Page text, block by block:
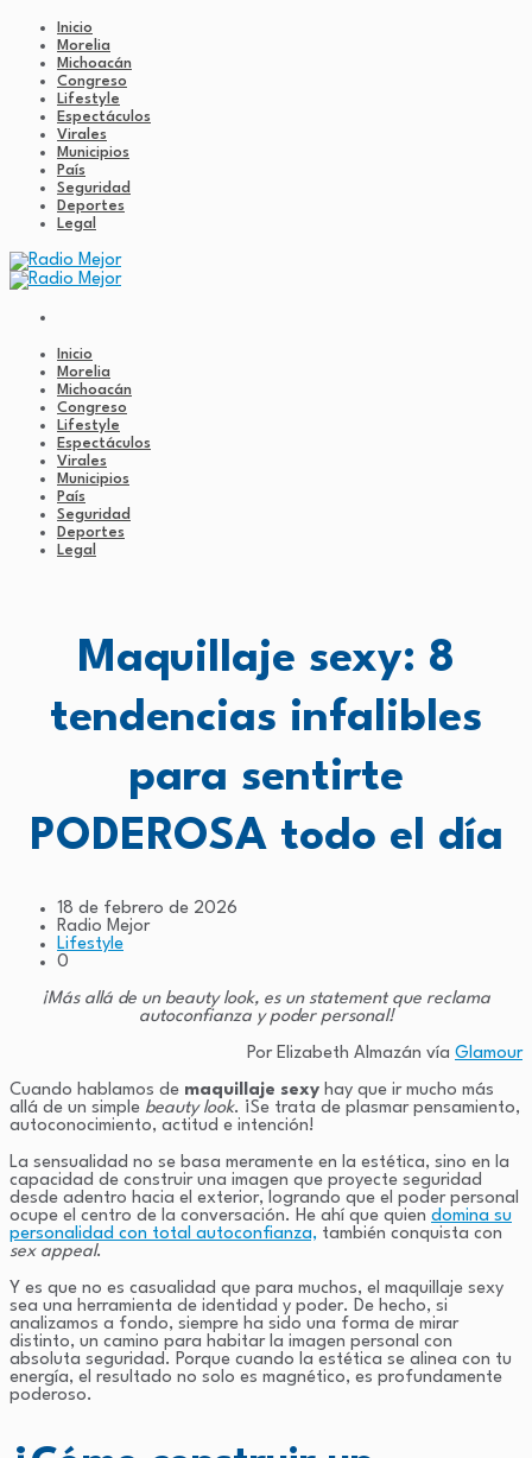
Inicio
Morelia
Michoacán
Congreso
Lifestyle
Espectáculos
Virales
Municipios
País
Seguridad
Deportes
Legal
Inicio
Morelia
Michoacán
Congreso
Lifestyle
Espectáculos
Virales
Municipios
País
Seguridad
Deportes
Legal
Maquillaje sexy: 8
tendencias infalibles
para sentirte
PODEROSA todo el día
18 de febrero de 2026
Radio Mejor
Lifestyle
0
¡Más allá de un beauty look, es un statement que reclama
autoconfianza y poder personal!
Por Elizabeth Almazán vía Glamour
Cuando hablamos de maquillaje sexy hay que ir mucho más
allá de un simple beauty look. ¡Se trata de plasmar pensamiento,
autoconocimiento, actitud e intención!
La sensualidad no se basa meramente en la estética, sino en la
capacidad de construir una imagen que proyecte seguridad
desde adentro hacia el exterior, logrando que el poder personal
ocupe el centro de la conversación. He ahí que quien domina su
personalidad con total autoconfianza, también conquista con
sex appeal.
Y es que no es casualidad que para muchos, el maquillaje sexy
sea una herramienta de identidad y poder. De hecho, si
analizamos a fondo, siempre ha sido una forma de mirar
distinto, un camino para habitar la imagen personal con
absoluta seguridad. Porque cuando la estética se alinea con tu
energía, el resultado no solo es magnético, es profundamente
poderoso.